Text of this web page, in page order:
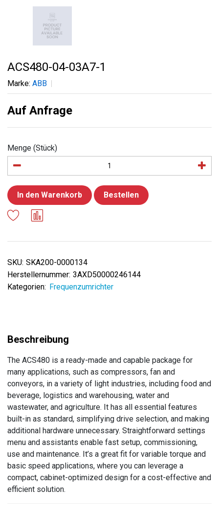
ACS480-04-03A7-1
Marke: ABB
Auf Anfrage
Menge (Stück)
In den Warenkorb Bestellen
SKU: SKA200-0000134
Herstellernummer: 3AXD50000246144
Kategorien: Frequenzumrichter
The ACS480 is a ready-made and capable package for
many applications, such as compressors, fan and
conveyors, in a variety of light industries, including food and
beverage, logistics and warehousing, water and
wastewater, and agriculture. It has all essential features
built-in as standard, simplifying drive selection, and making
additional hardware unnecessary. Straightforward settings
menu and assistants enable fast setup, commissioning,
use and maintenance. It’s a great fit for variable torque and
basic speed applications, where you can leverage a
compact, cabinet-optimized design for a cost-effective and
efficient solution.